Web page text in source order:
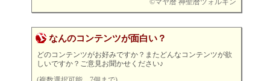
©マヤ暦 神聖暦ツォルキン
なんのコンテンツが面白い？
どのコンテンツがお好みですか？またどんなコンテンツが欲
しいですか？ご意見お聞かせください♪